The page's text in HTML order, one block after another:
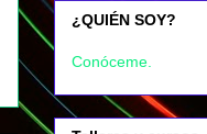
¿QUIÉN SOY?
Conóceme.